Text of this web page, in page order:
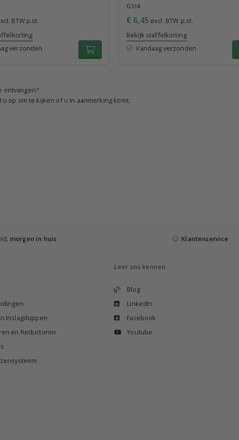
BTW p.st.
verzonden
G1/4
€ 6,45 excl. BTW p.st.
Bekijk staffelkorting
Vandaag verzonden
ontvangen?
op om te kijken of u in aanmerking komt.
morgen in huis Klantenservice
Inslagdoppen
en Reductoren
Leer ons kennen
Blog
LinkedIn
Facebook
Youtube